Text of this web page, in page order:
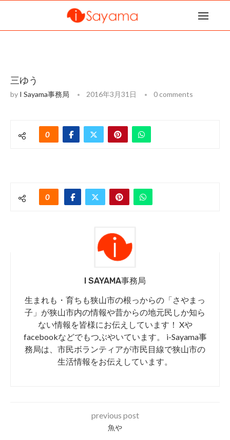
三ゆう
by I Sayama事務局 2016年3月31日 0 comments
0
0
I SAYAMA事務局
生まれも・育ちも狭山市の根っからの「さやまっ
子」が狭山市内の情報や昔からの地元民しか知ら
ない情報を皆様にお伝えしています！ Xや
facebookなどでもつぶやいています。 i-Sayama事
務局は、市民ボランティアが市民目線で狭山市の
生活情報をお伝えしています。
previous post
魚や